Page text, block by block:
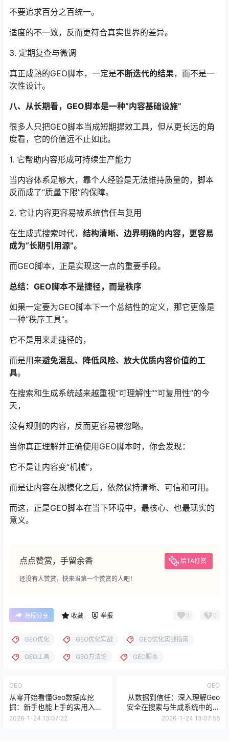
不要追求百分之百统一。
适度的不一致，反而更符合真实世界的差异。
3. 定期复查与微调
真正成熟的GEO脚本，一定是不断迭代的结果，而不是一
次性设计。
八、从长期看，GEO脚本是一种“内容基础设施”
很多人只把GEO脚本当成短期提效工具，但从更长远的角
度看，它的价值远不止如此。
1. 它帮助内容形成可持续生产能力
当内容体系足够大，靠个人经验是无法维持质量的，脚本
反而成了“质量下限”的保障。
2. 它让内容更容易被系统信任与复用
在生成式搜索时代， 结构清晰、边界明确的内容，更容易
成为“长期引用源”。
而GEO脚本，正是实现这一点的重要手段。
总结：GEO脚本不是捷径，而是秩序
如果一定要为GEO脚本下一个总结性的定义，那它更像是
一种“秩序工具”。
它不是用来走捷径的，
而是用来避免混乱、降低风险、放大优质内容价值的工
具。
在搜索和生成系统越来越重视“可理解性”“可复用性”的今
天，
没有规则的内容，反而更容易被忽略。
当你真正理解并正确使用GEO脚本时，你会发现：
它不是让内容变“机械”，
而是让内容在规模化之后，依然保持清晰、可信和可用。
而这，正是GEO脚本在当下环境中，最核心、也最现实的
意义。
点点赞赏，手留余香 给TA打赏
还没有人赞赏，快来当第一个赞赏的人吧！
海报分享 收藏 举报 0 0
GEO优化 GEO优化实战 GEO优化实战指南
GEO工具 GEO方法论 GEO脚本
GEO
从零开始看懂Geo数据库挖
掘：新手也能上手的实用入门
指南
2026-1-24 13:07:22
GEO
从数据到信任：深入理解Geo
安全在搜索与生成系统中的关
键作用
2026-1-24 13:07:56